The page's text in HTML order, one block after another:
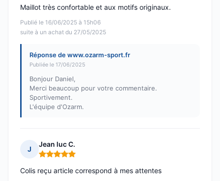
Publié le 16/06/2025 à 15h06
suite à un achat du 27/05/2025
Maillot très confortable et aux motifs originaux.
Réponse de www.ozarm-sport.fr
Publiée le 17/06/2025
Bonjour Daniel,
Merci beaucoup pour votre commentaire.
Sportivement.
L'équipe d'Ozarm.
J
Jean luc C.
Note : 5 sur 5
Colis reçu article correspond à mes attentes